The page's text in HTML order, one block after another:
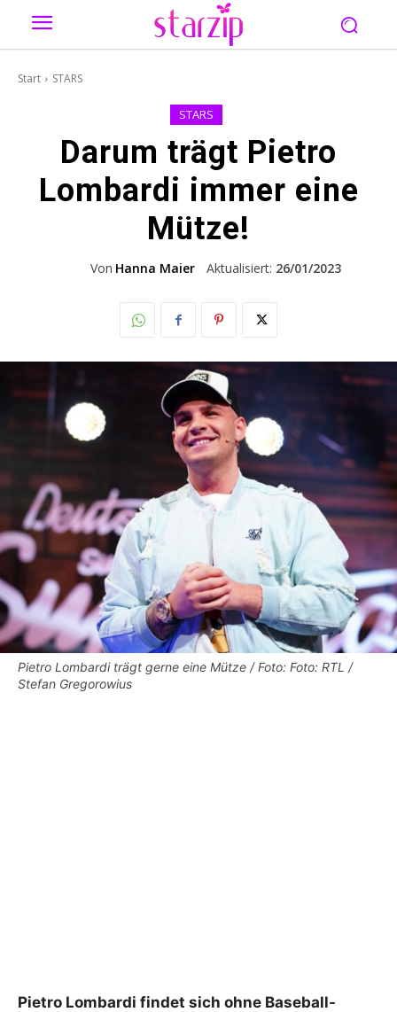
Start STARS
STARS
Darum trägt Pietro
Lombardi immer eine
Mütze!
Von Hanna Maier Aktualisiert: 26/01/2023
Pietro Lombardi trägt gerne eine Mütze / Foto: Foto: RTL /
Stefan Gregorowius
Pietro Lombardi findet sich ohne Baseball-